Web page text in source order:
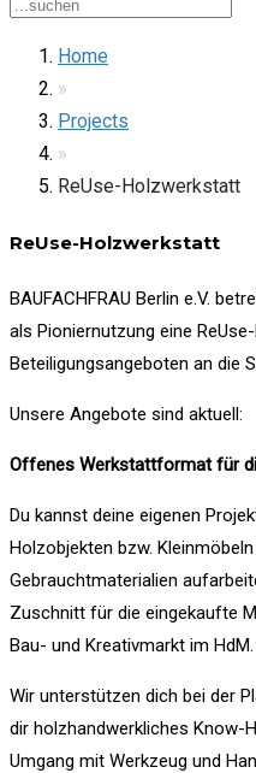
Home
»
Projects
»
ReUse-Holzwerkstatt
ReUse-Holzwerkstatt
BAUFACHFRAU Berlin e.V.
als Pioniernutzung eine
Beteiligungsangeboten an die
Unsere Angebote sind aktuell:
Offenes Werkstattformat für
Du kannst deine eigenen
Holzobjekten bzw.
Gebrauchtmaterialien
Zuschnitt für die eingekaufte
Bau- und Kreativmarkt im HdM.
Wir unterstützen dich bei der
dir holzhandwerkliches Know-
Umgang mit Werkzeug und